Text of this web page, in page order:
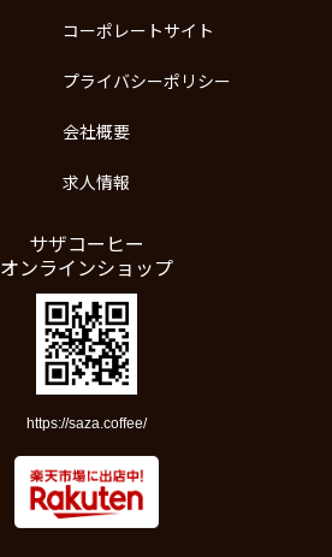
コーポレートサイト
プライバシーポリシー
会社概要
求人情報
サザコーヒー
オンラインショップ
https://saza.coffee/